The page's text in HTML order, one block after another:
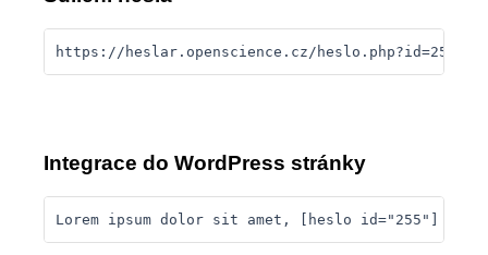
https://heslar.openscience.cz/heslo.php?id=255
Integrace do WordPress stránky
Lorem ipsum dolor sit amet, [heslo id="255"]